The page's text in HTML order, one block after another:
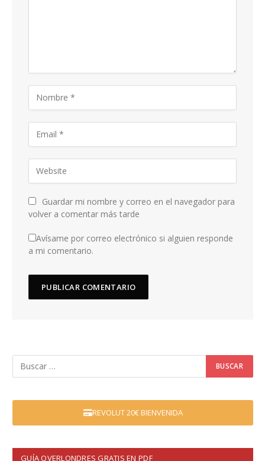
Guardar mi nombre y correo en el navegador para
volver a comentar más tarde
Avísame por correo electrónico si alguien responde
a mi comentario.
REVOLUT 20€ BIENVENIDA
GUÍA QVERLONDRES GRATIS EN PDF